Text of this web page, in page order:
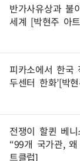
반가사유상과 불
세계 [박현주 아
피카소에서 한국
두센터 한화’[박
전쟁이 할퀸 베
“99개 국가관,
트클럽]